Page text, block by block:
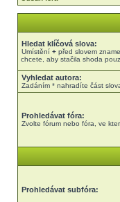
Hledat klíčová slova:
Umístění + před slovem
chcete, aby stačila shoda
Vyhledat autora:
Zadáním * nahradíte část
Prohledávat fóra:
Zvolte fórum nebo fóra, ve
Prohledávat subfóra: